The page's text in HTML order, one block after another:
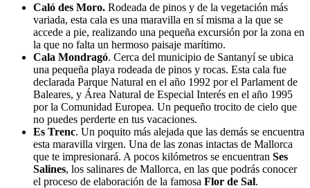
Caló des Moro. Rodeada de pinos y de la vegetación más
variada, esta cala es una maravilla en sí misma a la que se
accede a pie, realizando una pequeña excursión por la zona en
la que no falta un hermoso paisaje marítimo.
Cala Mondragó. Cerca del municipio de Santanyí se ubica
una pequeña playa rodeada de pinos y rocas. Esta cala fue
declarada Parque Natural en el año 1992 por el Parlament de
Baleares, y Área Natural de Especial Interés en el año 1995
por la Comunidad Europea. Un pequeño trocito de cielo que
no puedes perderte en tus vacaciones.
Es Trenc. Un poquito más alejada que las demás se encuentra
esta maravilla virgen. Una de las zonas intactas de Mallorca
que te impresionará. A pocos kilómetros se encuentran Ses
Salines, los salinares de Mallorca, en las que podrás conocer
el proceso de elaboración de la famosa Flor de Sal.